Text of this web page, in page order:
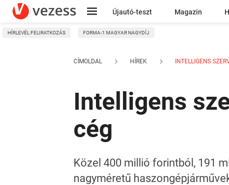
Újautó-teszt Magazin
Kresz
HÍRLEVÉL FELIRATKOZÁS FORMA-1 MAGYAR NAGYDÍJ
CÍMOLDAL HÍREK INTELLIGENS
Intelligens
cég
Közel 400 millió forintból, 191
nagyméretű